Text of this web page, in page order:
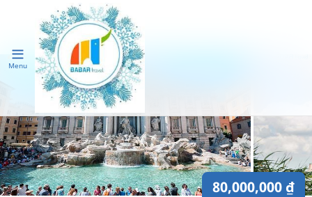
Menu
80,000,000 ₫